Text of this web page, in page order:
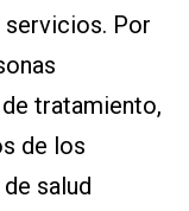
Por
tratamiento,
de los
salud